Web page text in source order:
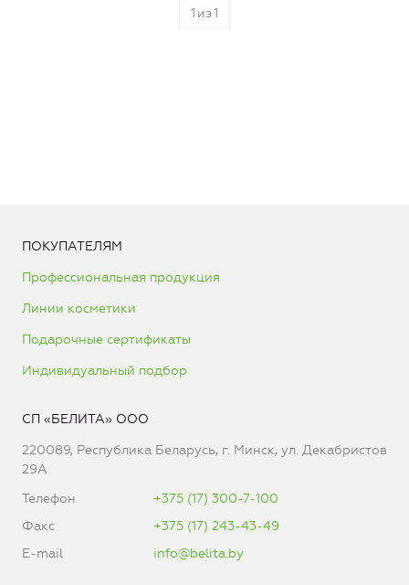
1 из1
ПОКУПАТЕЛЯМ
Профессиональная продукция
Линии косметики
Подарочные сертификаты
Индивидуальный подбор
СП «БЕЛИТА» ООО
220089, Республика Беларусь, г. Минск, ул. Декабристов
29А
Телефон
+375 (17) 300-7-100
Факс
+375 (17) 243-43-49
E-mail
info@belita.by